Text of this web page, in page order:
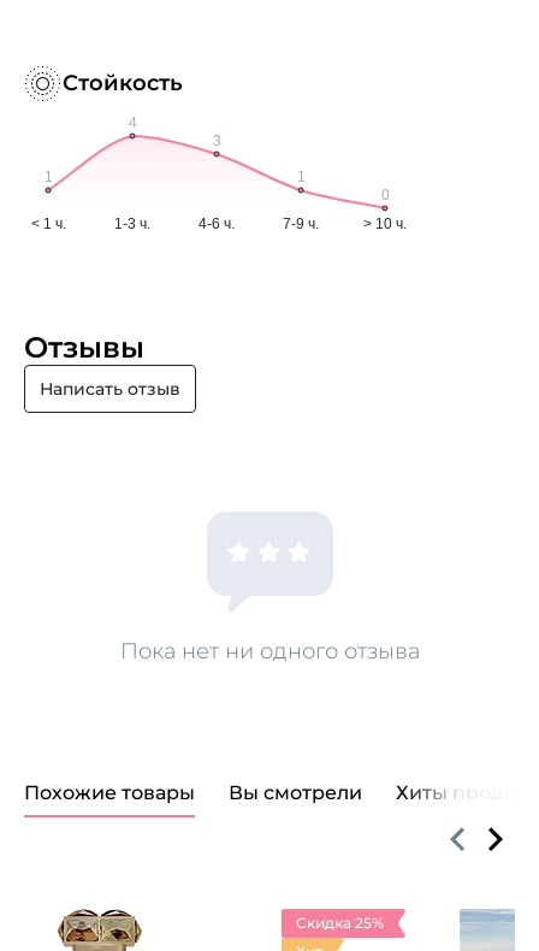
Стойкость
Отзывы
Написать отзыв
Пока нет ни одного отзыва
Похожие товары Вы смотрели Хиты продаж
Скидка 25%